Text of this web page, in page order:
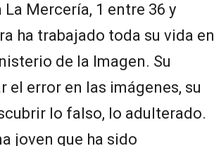
Mercería, 1 entre 36 y
ha trabajado toda su vida en
de la Imagen. Su
error en las imágenes, su
lo falso, lo adulterado.
joven que ha sido